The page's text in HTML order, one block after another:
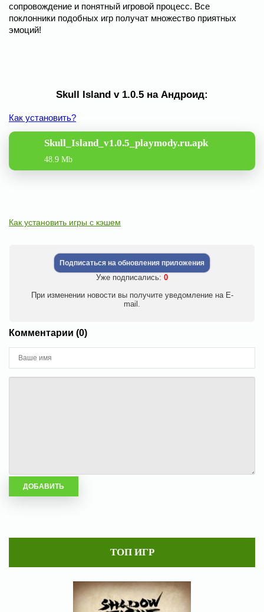
сопровождение и понятный игровой процесс. Все
поклонники подобных игр получат множество приятных
эмоций!
Skull Island v 1.0.5 на Андроид:
Как установить?
Skull_Island_v1.0.5_playmody.ru.apk
48.9 Mb
Как установить игры с кэшем
Подписаться на обновления приложения
Уже подписались: 0
При изменении новости вы получите уведомление на E-
mail.
Комментарии (0)
ТОП ИГР